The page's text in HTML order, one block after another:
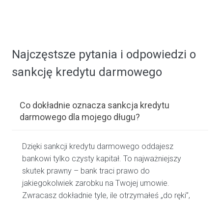
Najczęstsze pytania i odpowiedzi o
sankcję kredytu darmowego
Co dokładnie oznacza sankcja kredytu
darmowego dla mojego długu?
Dzięki sankcji kredytu darmowego oddajesz
bankowi tylko czysty kapitał. To najważniejszy
skutek prawny – bank traci prawo do
jakiegokolwiek zarobku na Twojej umowie.
Zwracasz dokładnie tyle, ile otrzymałeś „do ręki”,